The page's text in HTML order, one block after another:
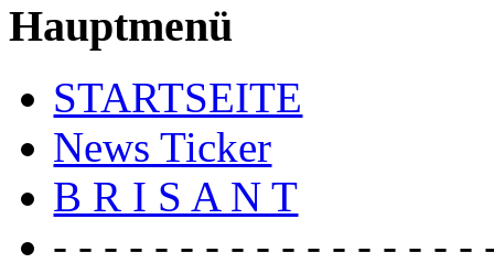
Hauptmenü
STARTSEITE
News Ticker
B R I S A N T
- - - - - - - - - - - - - - - - -